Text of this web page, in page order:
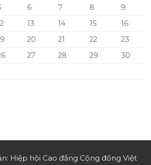
6 7 8
9
13 14 15
16
20 21 22
23
27 28 29
30
Hiệp hội Cao đẳng Cộng đồng Việt